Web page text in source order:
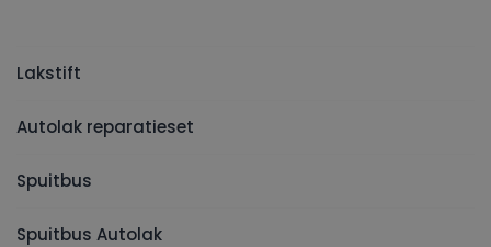
Lakstift
Autolak reparatieset
Spuitbus
Spuitbus Autolak